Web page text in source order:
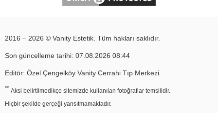
2016 – 2026 © Vanity Estetik. Tüm hakları saklıdır.
Son güncelleme tarihi: 07.08.2026 08:44
Editör: Özel Çengelköy Vanity Cerrahi Tıp Merkezi
** Aksi belirtilmedikçe sitemizde kullanılan fotoğraflar temsilidir.
Hiçbir şekilde gerçeği yansıtmamaktadır.